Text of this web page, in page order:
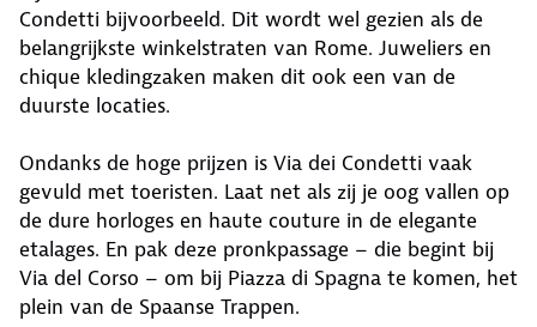
Condetti bijvoorbeeld. Dit wordt wel gezien als de
belangrijkste winkelstraten van Rome. Juweliers en
chique kledingzaken maken dit ook een van de
duurste locaties.
Ondanks de hoge prijzen is Via dei Condetti vaak
gevuld met toeristen. Laat net als zij je oog vallen op
de dure horloges en haute couture in de elegante
etalages. En pak deze pronkpassage – die begint bij
Via del Corso – om bij Piazza di Spagna te komen, het
plein van de Spaanse Trappen.